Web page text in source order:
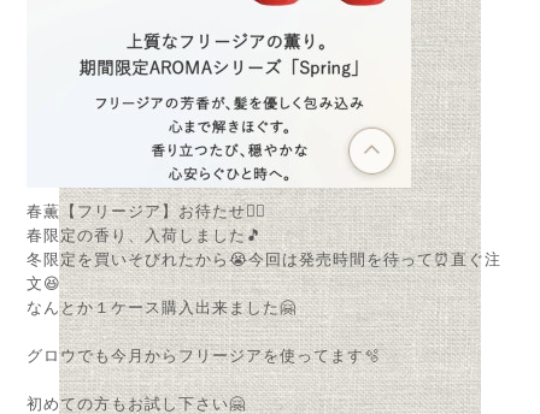
春薫【フリージア】お待たせ🙋‍♂️
春限定の香り、入荷しました🎵
冬限定を買いそびれたから😭今回は発売時間を待って⏰直ぐ注
文😆
なんとか１ケース購入出来ました🤗
グロウでも今月からフリージアを使ってます🫧
初めての方もお試し下さい🤗